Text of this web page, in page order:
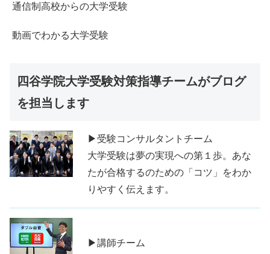
通信制高校からの大学受験
動画でわかる大学受験
四谷学院大学受験対策指導チームがブログ
を担当します
▶受験コンサルタントチーム
大学受験は夢の実現への第１歩。あな
たが合格するのための「コツ」をわか
りやすく伝えます。
▶講師チーム